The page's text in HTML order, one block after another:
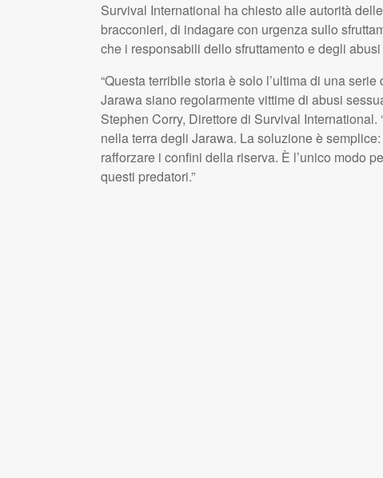
Survival International ha chiesto alle autorità
bracconieri, di indagare con urgenza sullo
che i responsabili dello sfruttamento e degli
“Questa terribile storia è solo l’ultima di una
Jarawa siano regolarmente vittime di abusi
Stephen Corry, Direttore di Survival
nella terra degli Jarawa. La soluzione è
rafforzare i confini della riserva. È l’unico modo
questi predatori.”